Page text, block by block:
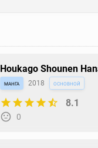
Houkago Shounen
манга 2018 основной
8.1
0